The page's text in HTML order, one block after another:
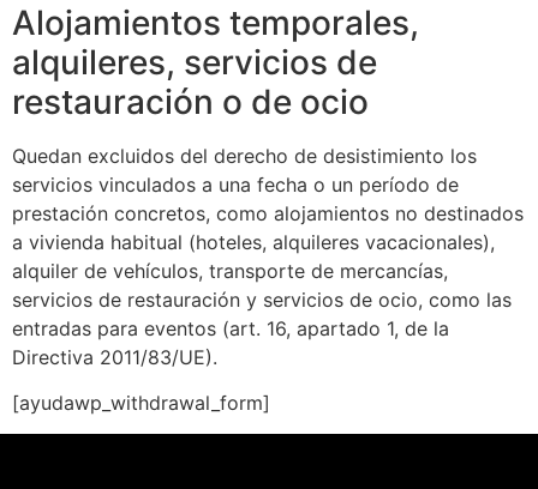
Alojamientos temporales,
alquileres, servicios de
restauración o de ocio
Quedan excluidos del derecho de desistimiento los
servicios vinculados a una fecha o un período de
prestación concretos, como alojamientos no destinados
a vivienda habitual (hoteles, alquileres vacacionales),
alquiler de vehículos, transporte de mercancías,
servicios de restauración y servicios de ocio, como las
entradas para eventos (art. 16, apartado 1, de la
Directiva 2011/83/UE).
[ayudawp_withdrawal_form]